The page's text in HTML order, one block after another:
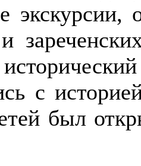
экскурсии,
с
был